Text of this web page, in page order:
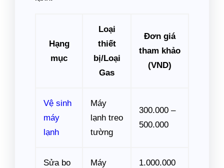
Hạng
mục
Loại
thiết
bị/Loại
Gas
Đơn giá
tham khảo
(VND)
Vệ sinh
máy
lạnh
Máy
lạnh treo
tường
300.000 –
500.000
Sửa bo
Máy
1.000.000